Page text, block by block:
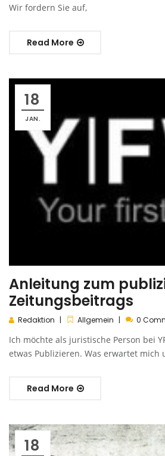
Wir fordern Sie auf,
Read More
18
JAN.
Anleitung zum
Zeitungsbeitrags
Redaktion Allgemein 0
Ich möchte als juristische Person bei
etwas Publizieren. Was erwartet mich
Read More
18